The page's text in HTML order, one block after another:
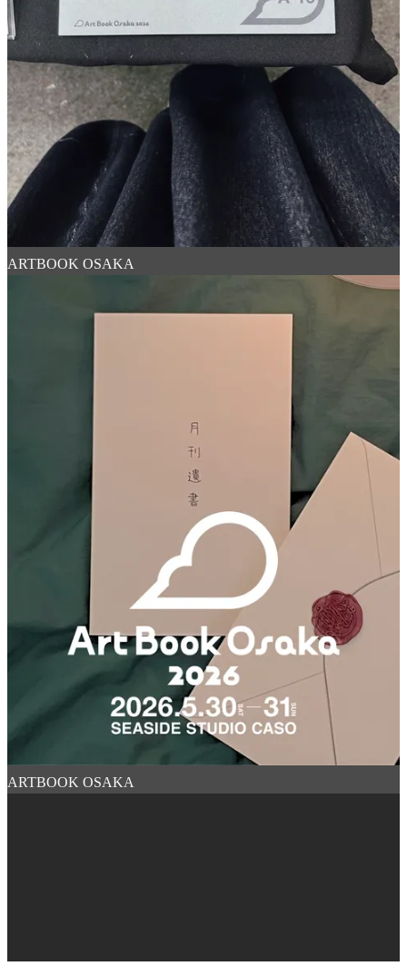
ARTBOOK OSAKA
ARTBOOK OSAKA